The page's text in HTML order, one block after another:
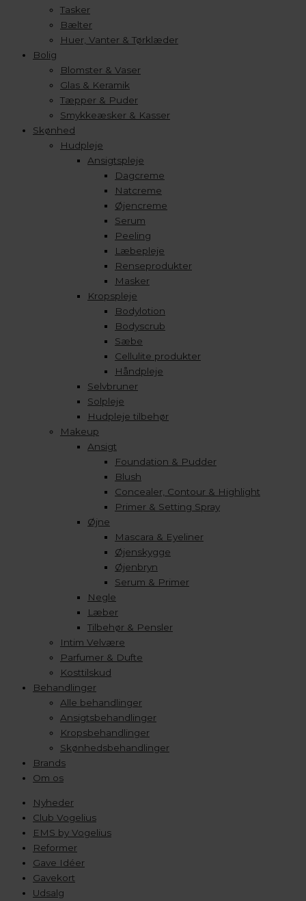
Tasker
Bælter
Huer, Vanter & Tørklæder
Bolig
Blomster & Vaser
Glas & Keramik
Tæpper & Puder
Smykkeæsker & Kasser
Skønhed
Hudpleje
Ansigtspleje
Dagcreme
Natcreme
Øjencreme
Serum
Peeling
Læbepleje
Renseprodukter
Masker
Kropspleje
Bodylotion
Bodyscrub
Sæbe
Cellulite produkter
Håndpleje
Selvbruner
Solpleje
Hudpleje tilbehør
Makeup
Ansigt
Foundation & Pudder
Blush
Concealer, Contour & Highlight
Primer & Setting Spray
Øjne
Mascara & Eyeliner
Øjenskygge
Øjenbryn
Serum & Primer
Negle
Læber
Tilbehør & Pensler
Intim Velvære
Parfumer & Dufte
Kosttilskud
Behandlinger
Alle behandlinger
Ansigtsbehandlinger
Kropsbehandlinger
Skønhedsbehandlinger
Brands
Om os
Nyheder
Club Vogelius
EMS by Vogelius
Reformer
Gave Idéer
Gavekort
Udsalg